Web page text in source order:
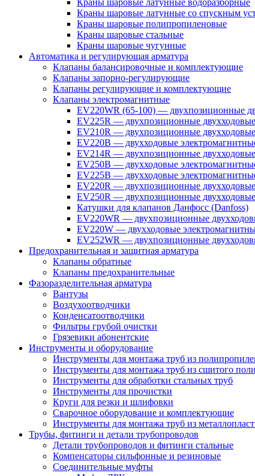
Краны шаровые латунные водоразборные
Краны шаровые латунные со спускным
Краны шаровые полипропиленовые
Краны шаровые стальные
Краны шаровые чугунные
Автоматика и регулирующая арматура
Клапаны балансировочные и комплектующие
Клапаны запорно-регулирующие
Клапаны регулирующие и комплектующие
Клапаны электромагнитные
EV220WR (65-100) — двухпозиционные
EV225R — двухпозиционные
EV210R — двухпозиционные
EV220B — двухходовые
EV214R — двухпозиционные
EV250B — двухходовые
EV225B — двухходовые
EV220R — двухпозиционные
EV250R — двухпозиционные
Катушки для клапанов Данфосс (Danfoss)
EV220WR — двухпозиционные
EV220W — двухходовые
EV252WR — двухпозиционные
Предохранительная и защитная арматура
Клапаны обратные
Клапаны предохранительные
Фазоразделительная арматура
Вантузы
Воздухоотводчики
Конденсатоотводчики
Фильтры грубой очистки
Грязевики абонентские
Инструменты и оборудование
Инструменты для монтажа труб из
Инструменты для монтажа труб из сшитого
Инструменты для обработки стальных труб
Инструменты для прочистки
Круги для резки и шлифовки
Сварочное оборудование и комплектующие
Инструменты для монтажа труб из
Трубы, фитинги и детали трубопроводов
Детали трубопроводов и фитинги стальные
Компенсаторы сильфонные и резиновые
Соединительные муфты